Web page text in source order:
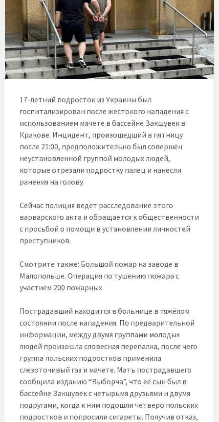
17-летний подросток из Украины был
госпитализирован после жестокого нападения с
использованием мачете в бассейне Закшувек в
Кракове. Инцидент, произошедший в пятницу
после 21:00, предположительно был совершён
неустановленной группой молодых людей,
которые отрезали подростку палец и нанесли
ранения на голову.
Сейчас полиция ведёт расследование этого
варварского акта и обращается к общественности
с просьбой о помощи в установлении личностей
преступников.
Смотрите также: Большой пожар на заводе в
Малопольше. Операция по тушению пожара с
участием 200 пожарных
Пострадавший находится в больнице в тяжёлом
состоянии после нападения. По предварительной
информации, между двумя группами молодых
людей произошла словесная перепалка, после чего
группа польских подростков применила
слезоточивый газ и мачете. Мать пострадавшего
сообщила изданию “Выборча”, что её сын был в
бассейне Закшувек с четырьмя друзьями и двумя
подругами, когда к ним подошли четверо польских
подростков и попросили сигареты. Получив отказ,